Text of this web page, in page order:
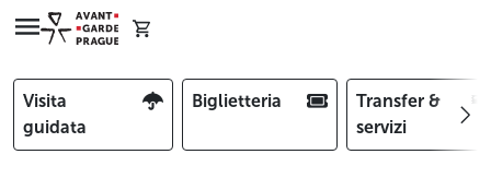
Visita
guidata
Biglietteria
Transfer &
servizi